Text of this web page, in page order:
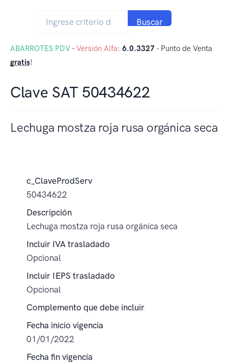
Buscar
ABARROTES PDV -Versión Alfa: 6.0.3327 - Punto de Venta
gratis!
Clave SAT 50434622
Lechuga mostza roja rusa orgánica seca
c_ClaveProdServ
50434622
Descripción
Lechuga mostza roja rusa orgánica seca
Incluir IVA trasladado
Opcional
Incluir IEPS trasladado
Opcional
Complemento que debe incluir
Fecha inicio vigencia
01/01/2022
Fecha fin vigencia